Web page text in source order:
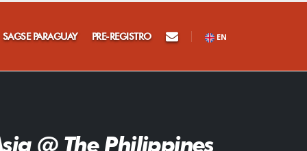
SAGSE PARAGUAY PRE-REGISTRO EN
@ The Philippines
×